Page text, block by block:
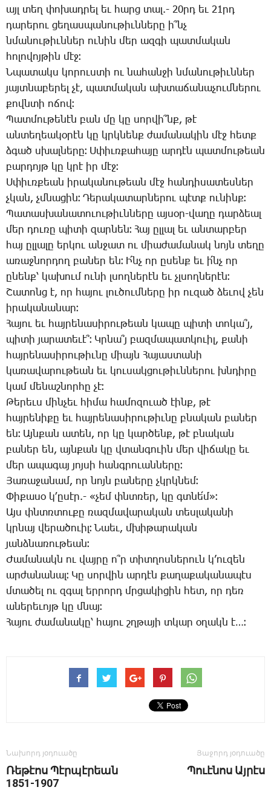
այլ տեղ փո­խադ­րել եւ հարց տալ.- 20րդ­ եւ 21րդ
­դա­րե­րու ցե­ղաս­պա­նու­թիւն­նե­րը ի՞նչ
նմա­նու­թիւն­ներ ու­նին մեր ազ­գի պատ­մա­կան
հո­լո­վոյ­թին մէջ։
Ն­պա­տակս կո­րուս­տի ու նա­հան­ջի նմա­նու­թիւն­ներ
յայտ­նա­բե­րել չէ, պատ­մա­կան ախ­տա­ճա­նա­չում­նե­րու
քովն­տի ո­ճով։
­Պատ­մու­թե­նէն բան մը կը սոր­վի՞նք, թէ
ան­տե­ղեա­կօ­րէն կը կրկնենք ժա­մա­նա­կին մէջ հետք
ձգած սխալ­նե­րը։ Ս­փիւռ­քա­հա­յը ար­դէն պատ­մու­թեան
բար­դոյթ կը կրէ իր մէջ։
Ս­փիւռ­քեան ի­րա­կա­նու­թեան մէջ հան­դի­սա­տես­ներ
չկան, չմնա­ցին։ ­Դե­րա­կա­տար­նե­րու պէտք ու­նինք։
­Պա­տաս­խա­նա­տո­ւու­թիւն­նե­րը այ­սօր-վա­ղը դար­ձեալ
մեր դու­ռը պի­տի զար­նեն։ ­Հայ ըլ­լալ եւ ան­տար­բեր
հայ ըլ­լա­լը եր­կու ան­ջատ ու միա­ժա­մա­նակ նոյն տե­ղը
ա­ռաջ­նոր­դող բա­ներ են։ Ի՛նչ որ ը­սենք եւ ի՛նչ որ
ը­նենք՝ կա­խում ու­նի լսող­նե­րէն եւ չլսող­նե­րէն։
­Շա­տոնց է, որ հա­յու լու­ծում­նե­րը իր ու­զած ձե­ւով չեն
ի­րա­կա­նա­նար։
­Հա­յու եւ հայ­րե­նա­սի­րու­թեան կա­պը պի­տի տո­կա՞յ,
պի­տի յա­րա­տե­ւէ՞։ Կր­նա՞յ բազ­մա­պատ­կո­ւիլ, քա­նի
հայ­րե­նա­սի­րու­թիւ­նը միայն ­Հա­յաս­տա­նի
կա­ռա­վա­րու­թեան եւ կու­սակ­ցու­թիւն­նե­րու խնդի­րը
կամ մե­նաշնոր­հը չէ։
­Թե­րեւս մին­չեւ հի­մա հա­մո­զո­ւած էինք, թէ
հայ­րե­նի­քը եւ հայ­րե­նա­սի­րու­թիւ­նը բնա­կան բա­ներ
են։ Այն­քան ա­տեն, որ կը կար­ծենք, թէ բնա­կան
բա­ներ են, այն­քան կը վտան­գո­ւին մեր վի­ճա­կը եւ
մեր ա­պա­գայ յոյ­սի հանգ­րո­ւան­նե­րը։
­Յա­ռա­ջա­նամ, որ նոյն բա­նե­րը չկրկնեմ։
­Փի­քա­սօ կ­՚ը­սէր.- «չեմ փնտռեր, կը գտնե՛մ»։
Այս փնտռտու­քը ռազ­մա­վա­րա­կան տես­լա­կա­նի
կրնայ վե­րա­ծո­ւիլ։ ­Նաեւ, մխի­թա­րա­կան
յանձ­նա­ռու­թեան։
­Ժա­մա­նակն ու վայ­րը ո՞ր տիտ­ղոս­նե­րուն կ­’ու­զեն
ար­ժա­նա­նալ։ ­Կը սոր­վին ար­դէն քա­ղա­քա­կա­նա­պէս
մտա­ծել ու զգալ եր­րորդ մրցա­կի­ցին հետ, որ դեռ
ա­նե­րե­ւոյթ կը մնայ։
­Հա­յու ժա­մա­նա­կը՝ հա­յու շղթա­յի տկար օ­ղակն է…։
Նախորդ յօդուածը
­Ռե­թէոս ­Պէր­պէ­րեան
1851-1907
Յաջորդ յօդուածը
Պուէնոս Այրէս